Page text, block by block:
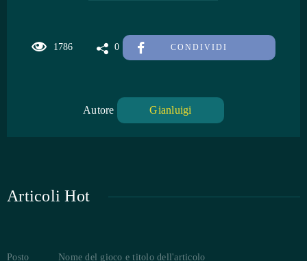
1786 0 CONDIVIDI
Autore Gianluigi
Articoli Hot
Posto Nome del gioco e titolo dell'articolo